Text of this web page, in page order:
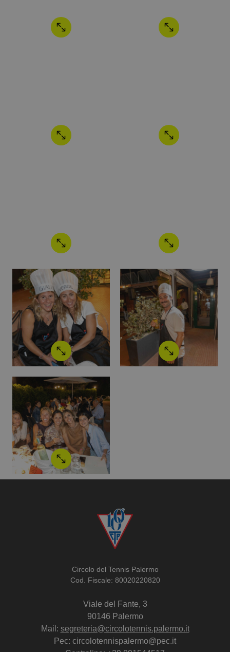
Circolo del Tennis Palermo
Cod. Fiscale: 80020220820
Viale del Fante, 3
90146 Palermo
Mail: segreteria@circolotennis.palermo.it
Pec: circolotennispalermo@pec.it